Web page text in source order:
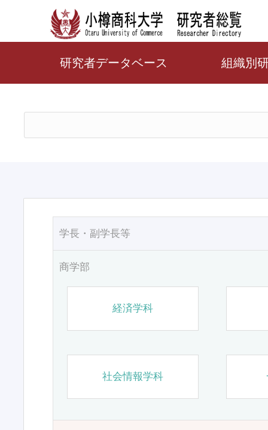
研究者データベース 組織別
学長・副学長等
商学部
経済学科
社会情報学科